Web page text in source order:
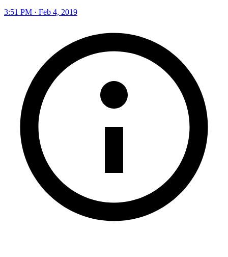
3:51 PM · Feb 4, 2019